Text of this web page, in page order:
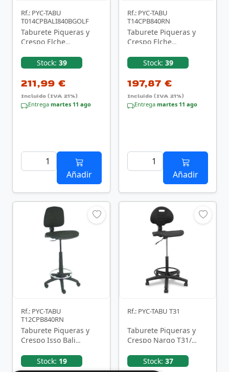
Rf.: PYC-TABU
T014CPBALI840BGOLF
Taburete Piqueras y
Crespo Elche
NegroStock: 39
211,99 €
Incluido (IVA 21%)
Entrega martes 11 ago
Añadir
Rf.: PYC-TABU
T14CPB840RN
Taburete Piqueras y
Crespo Elche
Stock: 39
197,87 €
Incluido (IVA 21%)
Entrega martes 11 ago
Añadir
Rf.: PYC-TABU
T12CPB840RN
Taburete Piqueras y
Crespo Isso Bali
Stock: 19
Rf.: PYC-TABU T31
Taburete Piqueras y
Crespo Nargo T31/
Stock: 37